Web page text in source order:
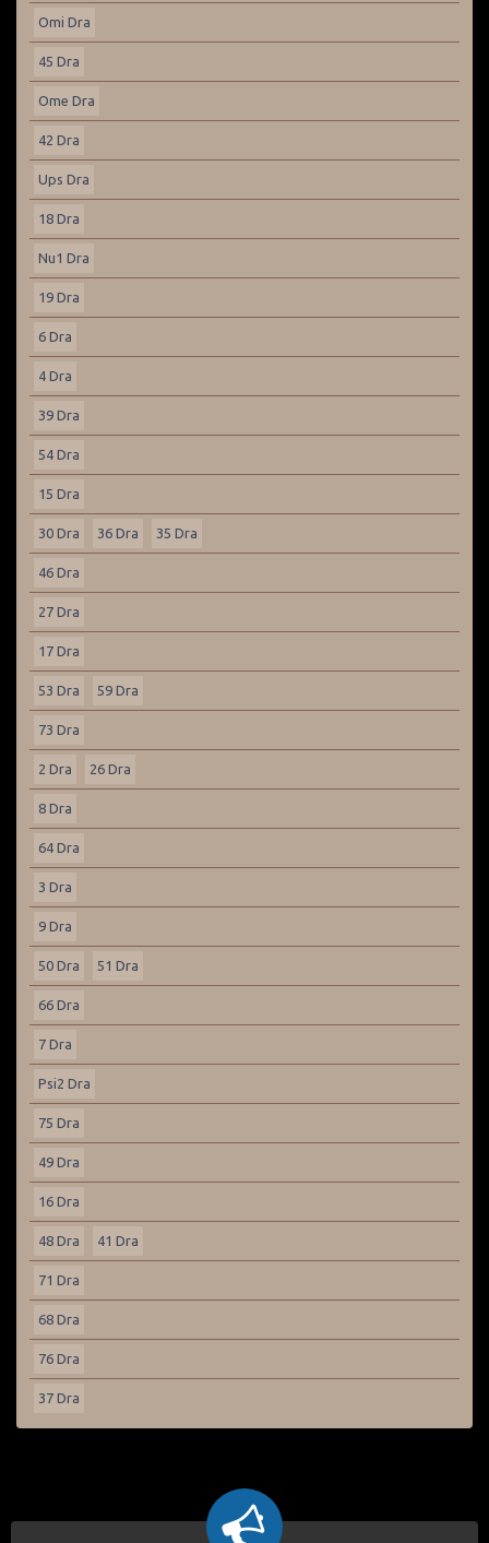
Omi Dra
45 Dra
Ome Dra
42 Dra
Ups Dra
18 Dra
Nu1 Dra
19 Dra
6 Dra
4 Dra
39 Dra
54 Dra
15 Dra
30 Dra 36 Dra 35 Dra
46 Dra
27 Dra
17 Dra
53 Dra 59 Dra
73 Dra
2 Dra 26 Dra
8 Dra
64 Dra
3 Dra
9 Dra
50 Dra 51 Dra
66 Dra
7 Dra
Psi2 Dra
75 Dra
49 Dra
16 Dra
48 Dra 41 Dra
71 Dra
68 Dra
76 Dra
37 Dra